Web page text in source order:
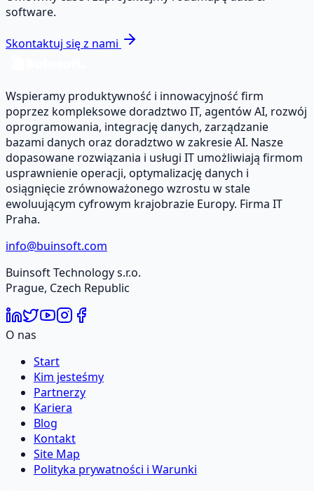
software.
Skontaktuj się z nami
Wspieramy produktywność i innowacyjność firm
poprzez kompleksowe doradztwo IT, agentów AI, rozwój
oprogramowania, integrację danych, zarządzanie
bazami danych oraz doradztwo w zakresie AI. Nasze
dopasowane rozwiązania i usługi IT umożliwiają firmom
usprawnienie operacji, optymalizację danych i
osiągnięcie zrównoważonego wzrostu w stale
ewoluującym cyfrowym krajobrazie Europy. Firma IT
Praha.
info@buinsoft.com
Buinsoft Technology s.r.o.
Prague, Czech Republic
O nas
Start
Kim jesteśmy
Partnerzy
Kariera
Blog
Kontakt
Site Map
Polityka prywatności i Warunki